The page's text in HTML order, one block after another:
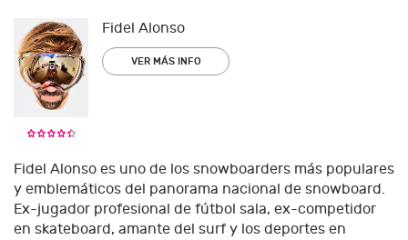
Fidel Alonso
VER MÁS INFO
Fidel Alonso es uno de los snowboarders más populares
y emblemáticos del panorama nacional de snowboard.
Ex-jugador profesional de fútbol sala, ex-competidor
en skateboard, amante del surf y los deportes en